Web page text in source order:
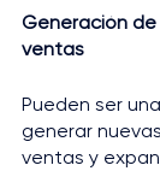
Generación
ventas
Pueden ser
generar
ventas y